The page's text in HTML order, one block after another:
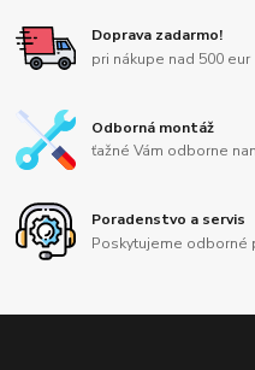
Doprava zadarmo!
pri nákupe nad 500 eur
Odborná montáž
ťažné Vám odborne
Poradenstvo a servis
Poskytujeme odborné